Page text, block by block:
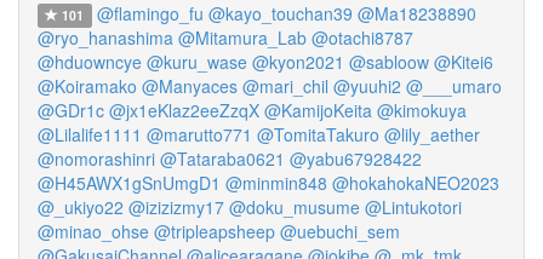
101 @flamingo_fu @kayo_touchan39 @Ma18238890
@ryo_hanashima @Mitamura_Lab @otachi8787
@hduowncye @kuru_wase @kyon2021 @sabloow @Kitei6
@Koiramako @Manyaces @mari_chil @yuuhi2 @___umaro
@GDr1c @jx1eKlaz2eeZzqX @KamijoKeita @kimokuya
@Lilalife1111 @marutto771 @TomitaTakuro @lily_aether
@nomorashinri @Tataraba0621 @yabu67928422
@H45AWX1gSnUmgD1 @minmin848 @hokahokaNEO2023
@_ukiyo22 @izizizmy17 @doku_musume @Lintukotori
@minao_ohse @tripleapsheep @uebuchi_sem